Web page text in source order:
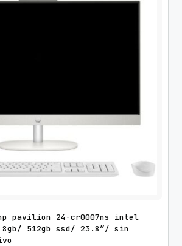
pavilion 24-cr0007ns intel
512gb ssd/ 23.8″/ sin